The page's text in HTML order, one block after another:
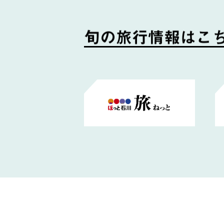
旬の旅行情報は こ